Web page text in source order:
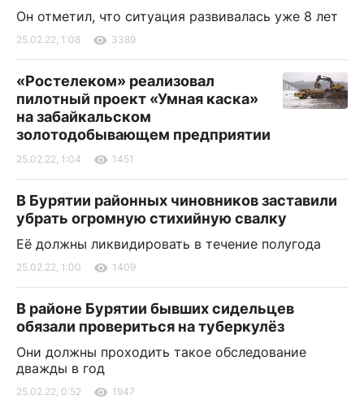
Он отметил, что ситуация развивалась уже 8 лет
25.02.22, 1:08 3389
«Ростелеком» реализовал
пилотный проект «Умная каска»
на забайкальском
золотодобывающем предприятии
25.02.22, 1:04 1451
В Бурятии районных чиновников заставили
убрать огромную стихийную свалку
Её должны ликвидировать в течение полугода
25.02.22, 1:00 1409
В районе Бурятии бывших сидельцев
обязали провериться на туберкулёз
Они должны проходить такое обследование
дважды в год
25.02.22, 0:52 1947